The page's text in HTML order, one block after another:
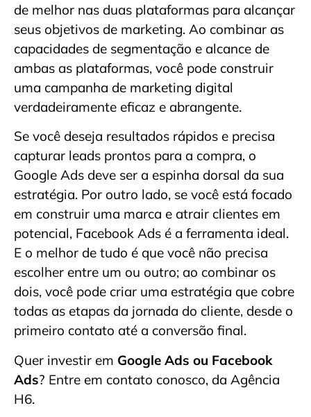
de melhor nas duas plataformas para alcançar
seus objetivos de marketing. Ao combinar as
capacidades de segmentação e alcance de
ambas as plataformas, você pode construir
uma campanha de marketing digital
verdadeiramente eficaz e abrangente.
Se você deseja resultados rápidos e precisa
capturar leads prontos para a compra, o
Google Ads deve ser a espinha dorsal da sua
estratégia. Por outro lado, se você está focado
em construir uma marca e atrair clientes em
potencial, Facebook Ads é a ferramenta ideal.
E o melhor de tudo é que você não precisa
escolher entre um ou outro; ao combinar os
dois, você pode criar uma estratégia que cobre
todas as etapas da jornada do cliente, desde o
primeiro contato até a conversão final.
Quer investir em Google Ads ou Facebook
Ads? Entre em contato conosco, da Agência
H6.